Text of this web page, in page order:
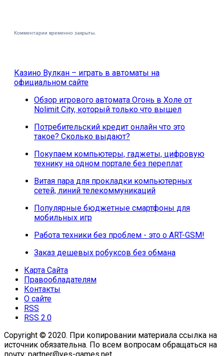
Комментарии временно закрыты.
Казино Вулкан – играть в автоматы на
официальном сайте
Обзор игрового автомата Огонь в Холе от
Nolimit City, который только что вышел
Потребительский кредит онлайн что это
такое? Сколько выдают?
Покупаем компьютеры, гаджеты, цифровую
технику на одном портале без переплат
Витая пара для прокладки компьютерных
сетей, линий телекоммуникаций
Популярные бюджетные смартфоны для
мобильных игр
Работа техники без проблем - это о ART-GSM!
Заказ дешевых робуксов без обмана
Карта Сайта
Правообладателям
Контакты
О сайте
RSS
RSS 2.0
Copyright © 2020. При копировании материала ссылка на
источник обязательна. По всем вопросам обращаться на